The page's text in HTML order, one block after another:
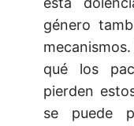
género
qué los
pierden
se puede